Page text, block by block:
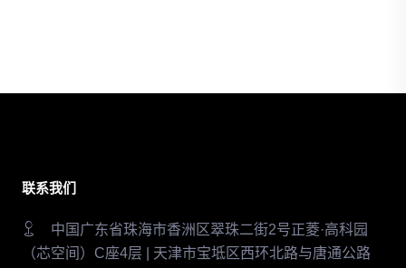
联系我们
中国广东省珠海市香洲区翠珠二街2号正菱·高科园
（芯空间）C座4层 | 天津市宝坻区西环北路与唐通公路